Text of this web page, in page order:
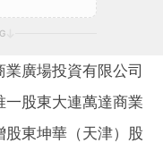
廣場投資有限公司
股東大連萬達商業
東坤華（天津）股